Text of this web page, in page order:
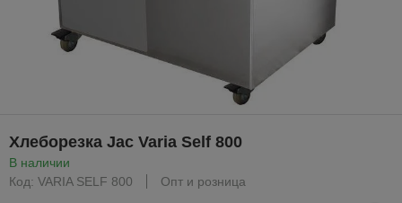
Хлеборезка Jac Varia Self 800
В наличии
Код: VARIA SELF 800
Опт и розница